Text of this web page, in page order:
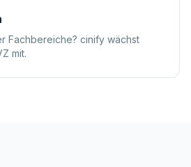
Fachbereiche? cinify wächst
mit.